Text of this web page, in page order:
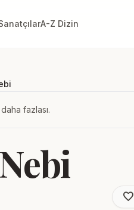
A-Z Dizin
fazlası.
favorite_border